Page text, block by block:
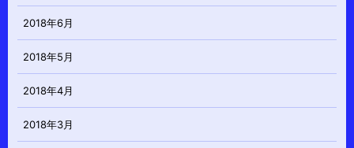
2018年6月
2018年5月
2018年4月
2018年3月